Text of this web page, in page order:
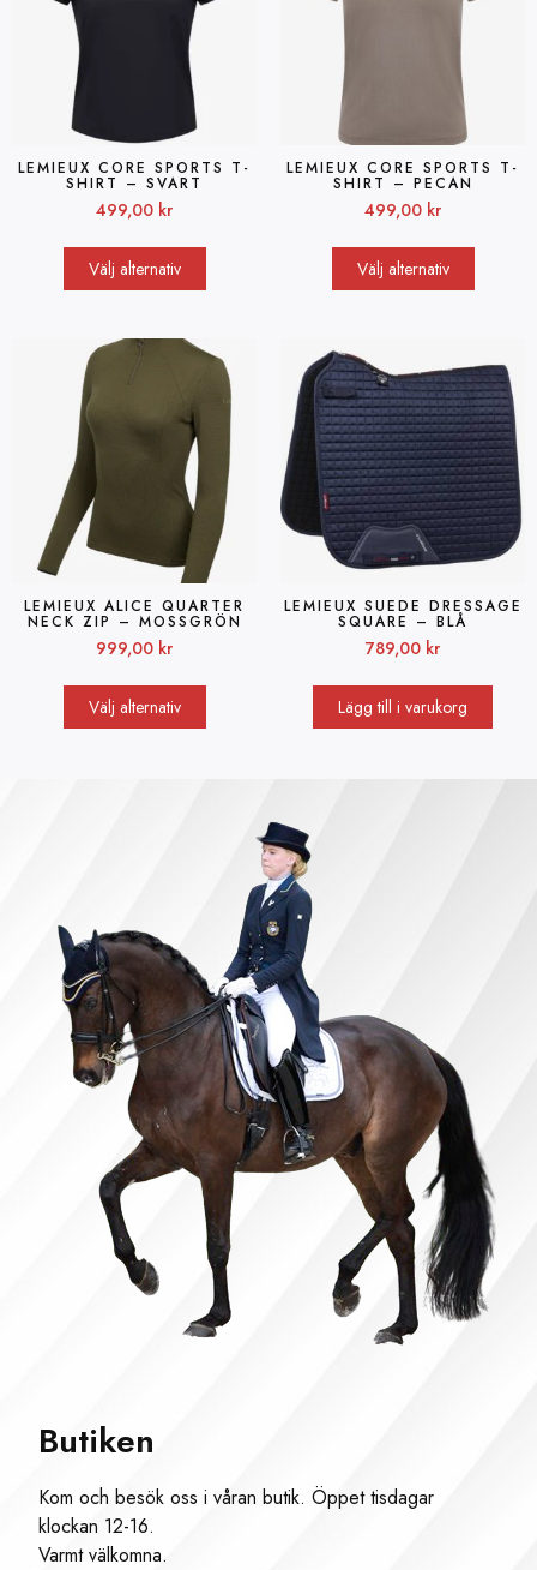
LEMIEUX CORE SPORTS T-
SHIRT – SVART
499,00 kr
Välj alternativ
LEMIEUX CORE SPORTS T-
SHIRT – PECAN
499,00 kr
Välj alternativ
LEMIEUX ALICE QUARTER
NECK ZIP – MOSSGRÖN
999,00 kr
Välj alternativ
LEMIEUX SUEDE DRESSAGE
SQUARE – BLÅ
789,00 kr
Lägg till i varukorg
Butiken
Kom och besök oss i våran butik. Öppet tisdagar
klockan 12-16.
Varmt välkomna.